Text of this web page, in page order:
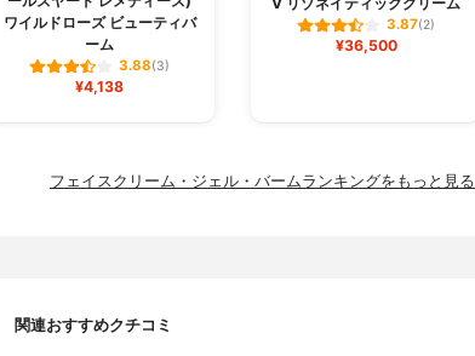
ワイルドローズ ビューティバ
ーム
3.88(3)
¥4,138
3.87(2)
¥36,500
フェイスクリーム・ジェル・バームランキングをもっと見る
関連おすすめクチコミ